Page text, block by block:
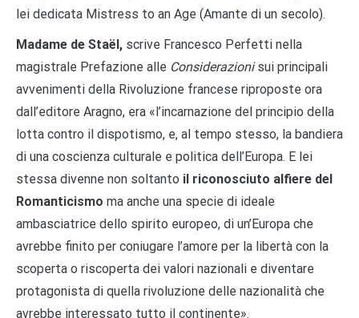
lei dedicata Mistress to an Age (Amante di un secolo).
Madame de Staël, scrive Francesco Perfetti nella
magistrale Prefazione alle Considerazionisui principali
avvenimenti della Rivoluzione francese riproposte ora
dall’editore Aragno, era «l’incarnazione del principio della
lotta contro il dispotismo, e, al tempo stesso, la bandiera
di una coscienza culturale e politica dell’Europa. E lei
stessa divenne non soltanto il riconosciuto alfiere del
Romanticismo ma anche una specie di ideale
ambasciatrice dello spirito europeo, di un’Europa che
avrebbe finito per coniugare l’amore per la libertà con la
scoperta o riscoperta dei valori nazionali e diventare
protagonista di quella rivoluzione delle nazionalità che
avrebbe interessato tutto il continente».